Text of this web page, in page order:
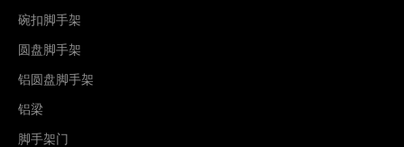
碗扣脚手架
圆盘脚手架
铝圆盘脚手架
铝梁
脚手架门